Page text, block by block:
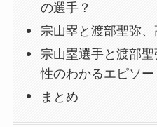
の選手？
宗山塁と渡部聖弥
宗山塁選手と渡部
性のわかるエピソ
まとめ